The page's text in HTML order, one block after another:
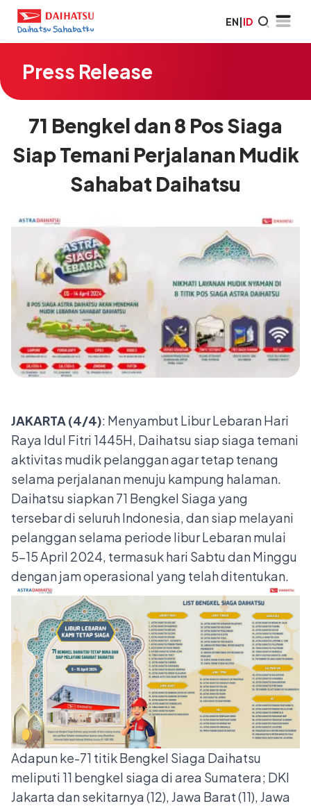
EN|ID
Press Release
71 Bengkel dan 8 Pos Siaga
Siap Temani Perjalanan Mudik
Sahabat Daihatsu
JAKARTA (4/4): Menyambut Libur Lebaran Hari
Raya Idul Fitri 1445H, Daihatsu siap siaga temani
aktivitas mudik pelanggan agar tetap tenang
selama perjalanan menuju kampung halaman.
Daihatsu siapkan 71 Bengkel Siaga yang
tersebar di seluruh Indonesia, dan siap melayani
pelanggan selama periode libur Lebaran mulai
5-15 April 2024, termasuk hari Sabtu dan Minggu
dengan jam operasional yang telah ditentukan.
Adapun ke-71 titik Bengkel Siaga Daihatsu
meliputi 11 bengkel siaga di area Sumatera; DKI
Jakarta dan sekitarnya (12), Jawa Barat (11), Jawa